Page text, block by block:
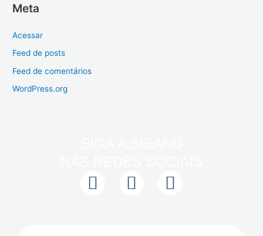
Meta
Acessar
Feed de posts
Feed de comentários
WordPress.org
I
F
L